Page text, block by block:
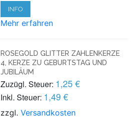
INFO
Mehr erfahren
ROSEGOLD GLITTER ZAHLENKERZE
4, KERZE ZU GEBURTSTAG UND
JUBILÄUM
Zuzügl. Steuer: 1,25 €
Inkl. Steuer: 1,49 €
zzgl.Versandkosten